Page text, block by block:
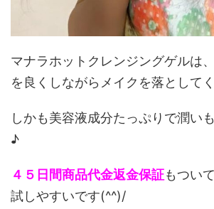
マナラホットクレンジングゲルは
を良くしながらメイクを落としてく
しかも美容液成分たっぷりで潤い
♪
４５日間商品代金返金保証もつい
試しやすいです(^^)/